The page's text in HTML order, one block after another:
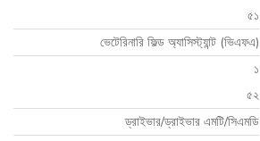
৫১
ভেটেরিনারি ফিল্ড অ্যাসিস্ট্যান্ট (ভিএফএ)
১
৫২
ড্রাইভার/ড্রাইভার এমটি/সিএমডি